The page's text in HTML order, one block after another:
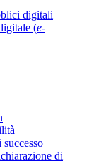
digitali
(e-
di